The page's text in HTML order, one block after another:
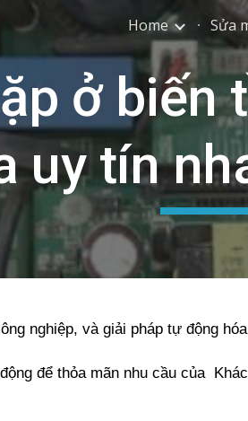
to main content Home Sửa
ở biến
uy tín
nghiệp, và giải pháp tự động
để thỏa mãn nhu cầu của